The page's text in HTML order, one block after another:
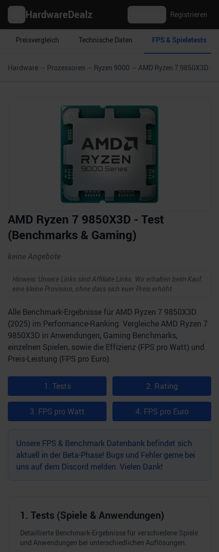
HardwareDealz Registrieren
Preisvergleich Technische Daten FPS & Spieletests
Hardware Prozessoren Ryzen 9000 AMD Ryzen 7 9850X3D
AMD Ryzen 7 9850X3D - Test
(Benchmarks & Gaming)
keine Angebote
Hinweis: Unsere Links sind Affiliate Links. Wir erhalten beim Kauf
eine kleine Provision, ohne dass sich euer Preis erhöht.
Alle Benchmark-Ergebnisse für AMD Ryzen 7 9850X3D
(2025) im Performance-Ranking. Vergleiche AMD Ryzen 7
9850X3D in Anwendungen, Gaming Benchmarks,
einzelnen Spielen, sowie die Effizienz (FPS pro Watt) und
Preis-Leistung (FPS pro Euro).
1. Tests 2. Rating
3. FPS pro Watt 4. FPS pro Euro
Unsere FPS & Benchmark Datenbank befindet sich
aktuell in der Beta-Phase! Bugs und Fehler gerne bei
uns auf dem Discord melden. Vielen Dank!
1. Tests (Spiele & Anwendungen)
Detaillierte Benchmark-Ergebnisse für verschiedene Spiele
und Anwendungen bei unterschiedlichen Auflösungen.